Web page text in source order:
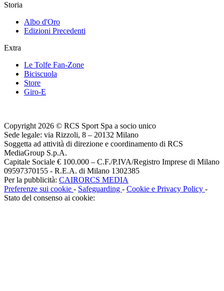
Storia
Albo d'Oro
Edizioni Precedenti
Extra
Le Tolfe Fan-Zone
Biciscuola
Store
Giro-E
Copyright 2026 © RCS Sport Spa a socio unico
Sede legale: via Rizzoli, 8 – 20132 Milano
Soggetta ad attività di direzione e coordinamento di RCS
MediaGroup S.p.A.
Capitale Sociale € 100.000 – C.F./P.IVA/Registro Imprese di Milano
09597370155 - R.E.A. di Milano 1302385
Per la pubblicità: CAIRORCS MEDIA
Preferenze sui cookie - Safeguarding - Cookie e Privacy Policy -
Stato del consenso ai cookie: